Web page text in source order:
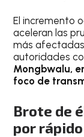
El incremento
aceleran las
más
autoridades
Mongbwalu,
foco de
Brote de
por